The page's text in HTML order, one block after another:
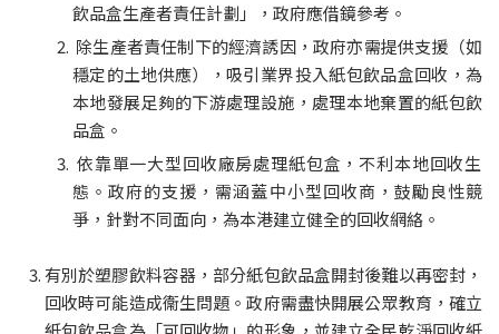
飲品盒生產者責任計劃」，政府應借鏡參考。
穩定的土地供應），吸引業界投入紙包飲品盒回收，為
本地發展足夠的下游處理設施，處理本地棄置的紙包飲
品盒。
態。政府的支援，需涵蓋中小型回收商，鼓勵良性競
爭，針對不同面向，為本港建立健全的回收網絡。
有別於塑膠飲料容器，部分紙包飲品盒開封後難以再密封，
回收時可能造成衞生問題。政府需盡快開展公眾教育，確立